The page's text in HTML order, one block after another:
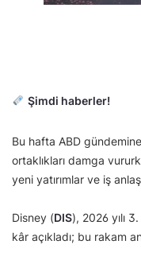
Şimdi haberler!
Bu hafta ABD
ortaklıkları damga
yeni yatırımlar ve iş
Disney (DIS), 2026 yılı
kâr açıkladı; bu rakam